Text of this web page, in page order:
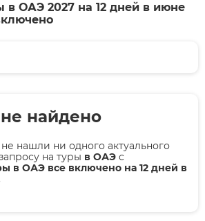
в ОАЭ 2027 на 12 дней в июне
найдено
нашли ни одного актуального
на туры в ОАЭ с
в ОАЭ все включено на 12 дней в